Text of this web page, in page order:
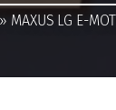
» MAXUS LG E-